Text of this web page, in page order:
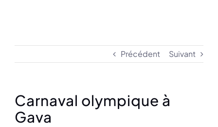
Précédent Suivant
Carnaval olympique à
Gava